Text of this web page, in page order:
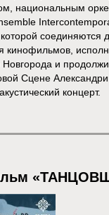
национальным
соединяются
кинофильмов,
Новгорода и
Сцене
концерт.